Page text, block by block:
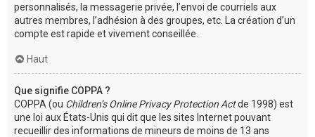
personnalisés, la messagerie privée, l’envoi de courriels aux
autres membres, l’adhésion à des groupes, etc. La création d’un
compte est rapide et vivement conseillée.
Haut
Que signifie COPPA ?
COPPA (ou Children’s Online Privacy Protection Actde 1998) est
une loi aux États-Unis qui dit que les sites Internet pouvant
recueillir des informations de mineurs de moins de 13 ans